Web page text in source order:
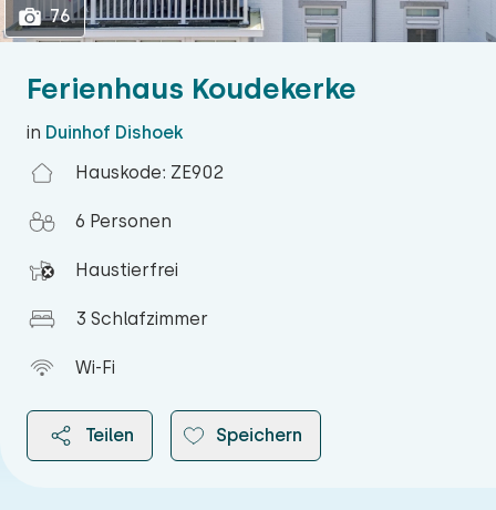
Ferienhaus Koudekerke
in Duinhof Dishoek
Hauskode: ZE902
6 Personen
Haustierfrei
3 Schlafzimmer
Wi-Fi
Teilen Speichern
76